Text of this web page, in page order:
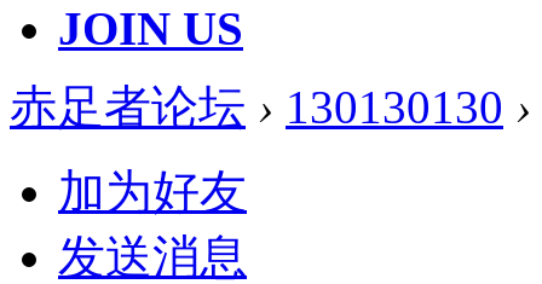
JOIN US
赤足者论坛 › 130130130 ›
加为好友
发送消息